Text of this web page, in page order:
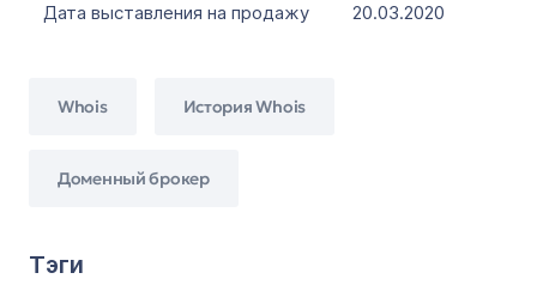
Дата выставления на продажу
20.03.2020
Whois История Whois
Доменный брокер
Тэги